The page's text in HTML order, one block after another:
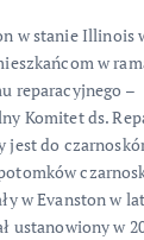
w stanie Illinois
w
reparacyjnego –
Komitet ds.
jest do
w Evanston w
ustanowiony w